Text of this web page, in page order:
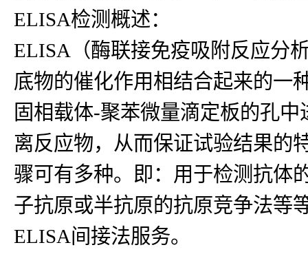
ELISA检测概述：
ELISA（酶联接免疫吸附反应分
底物的催化作用相结合起来的一
固相载体-聚苯微量滴定板的孔
离反应物，从而保证试验结果的
骤可有多种。即：用于检测抗体
子抗原或半抗原的抗原竞争法等
ELISA间接法服务。